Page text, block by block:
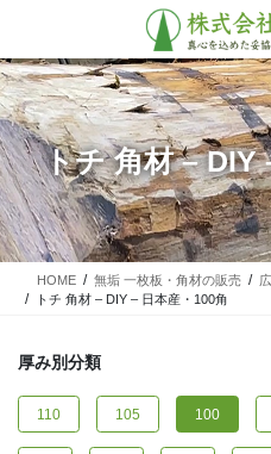
テ
ン
ツ
に
移
動
ゲ
ー
シ
ョ
ン
に
移
動
トチ 角材 – DIY
HOME 無垢 一枚板・角材の販売
トチ 角材 – DIY – 日本産・100角
厚み別分類
110 105 100